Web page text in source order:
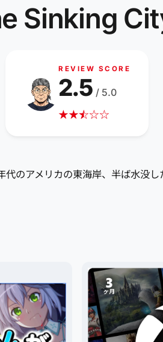
Sinking
REVIEW SCORE
★★☆
★☆☆
2.5 / 5.0
のアメリカの東海岸、半ば水没